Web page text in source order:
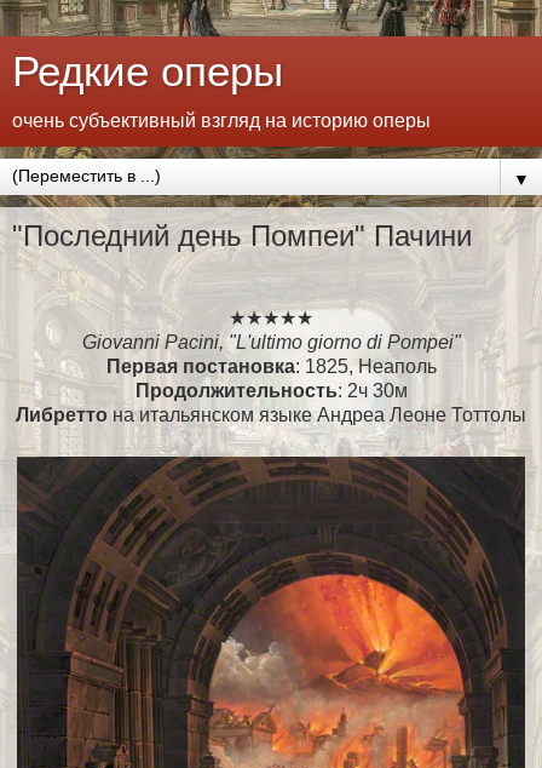
Редкие оперы
очень субъективный взгляд на историю оперы
▼
"Последний день Помпеи" Пачини
★★★★★
Giovanni Pacini, "L'ultimo giorno di Pompei"
Первая постановка: 1825, Неаполь
Продолжительность: 2ч 30м
Либретто на итальянском языке Андреа Леоне Тоттолы